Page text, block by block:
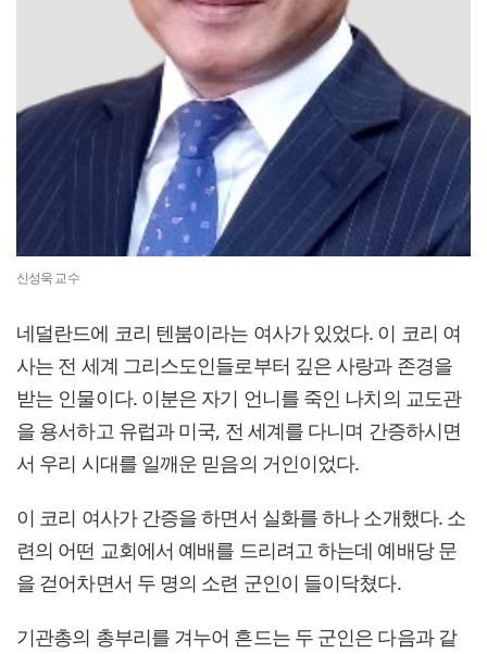
신성욱 교수
네덜란드에 코리 텐붐이라는 여사가 있었다. 이 코리 여
사는 전 세계 그리스도인들로부터 깊은 사랑과 존경을
받는 인물이다. 이분은 자기 언니를 죽인 나치의 교도관
을 용서하고 유럽과 미국, 전 세계를 다니며 간증하시면
서 우리 시대를 일깨운 믿음의 거인이었다.
이 코리 여사가 간증을 하면서 실화를 하나 소개했다. 소
련의 어떤 교회에서 예배를 드리려고 하는데 예배당 문
을 걷어차면서 두 명의 소련 군인이 들이닥쳤다.
기관총의 총부리를 겨누어 흔드는 두 군인은 다음과 같